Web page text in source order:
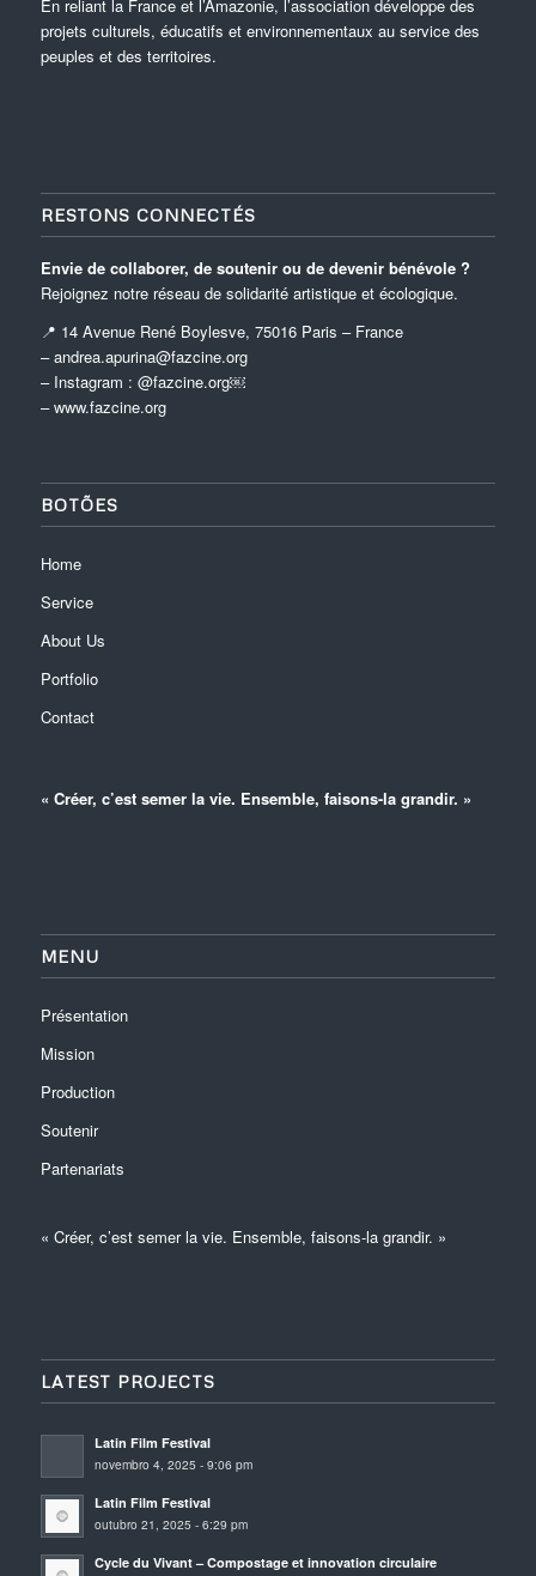
En reliant la France et l’Amazonie, l’association développe des
projets culturels, éducatifs et environnementaux au service des
peuples et des territoires.
RESTONS CONNECTÉS
Envie de collaborer, de soutenir ou de devenir bénévole ?
Rejoignez notre réseau de solidarité artistique et écologique.
📍 14 Avenue René Boylesve, 75016 Paris – France
– andrea.apurina@fazcine.org
– Instagram : @fazcine.org￼
–www.fazcine.org
BOTÕES
Home
Service
About Us
Portfolio
Contact
« Créer, c’est semer la vie. Ensemble, faisons-la grandir. »
MENU
Présentation
Mission
Production
Soutenir
Partenariats
« Créer, c’est semer la vie. Ensemble, faisons-la grandir. »
LATEST PROJECTS
Latin Film Festival
novembro 4, 2025 - 9:06 pm
Latin Film Festival
outubro 21, 2025 - 6:29 pm
Cycle du Vivant – Compostage et innovation circulaire